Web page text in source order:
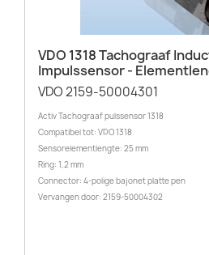
VDO 1318 Tachograaf
Impulssensor -
VDO 2159-50004301
Activ Tachograaf pulssensor 1318
Compatibel tot: VDO 1318
Sensorelementlengte: 25 mm
Ring: 1,2 mm
Connector: 4-polige bajonet platte pen
Vervangen door: 2159-50004302